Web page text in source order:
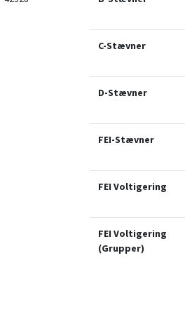
C-Stævner
D-Stævner
FEI-Stævner
FEI Voltigering
FEI Voltigering
(Grupper)